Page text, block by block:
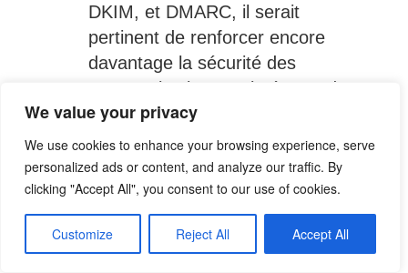
We value your privacy
We use cookies to enhance your browsing experience, serve
personalized ads or content, and analyze our traffic. By
clicking "Accept All", you consent to our use of cookies.
Customize Reject All Accept All
DKIM, et DMARC, il serait
pertinent de renforcer encore
davantage la sécurité des
communications en intégrant des
technologies telles que la
cryptographie de bout en bout.
Cela permettrait de garantir que
les informations confidentielles
échangées par email restent
sécurisées, même en cas